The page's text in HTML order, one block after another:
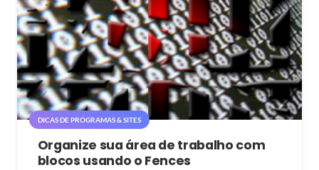
DICAS DE PROGRAMAS & SITES
Organize sua área de trabalho com
blocos usando o Fences